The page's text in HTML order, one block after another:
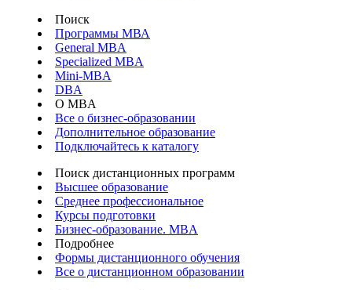
Поиск
Программы МВА
General MBA
Specialized MBA
Mini-MBA
DBA
О MBA
Все о бизнес-образовании
Дополнительное образование
Подключайтесь к каталогу
Поиск дистанционных программ
Высшее образование
Среднее профессиональное
Курсы подготовки
Бизнес-образование. MBA
Подробнее
Формы дистанционного обучения
Все о дистанционном образовании